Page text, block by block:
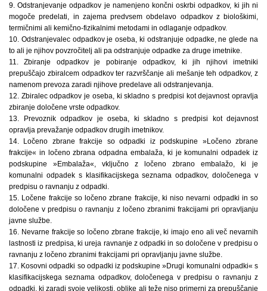
9. Odstranjevanje odpadkov je namenjeno končni oskrbi odpadkov, ki jih ni
mogoče predelati, in zajema predvsem obdelavo odpadkov z biološkimi,
termičnimi ali kemično-fizikalnimi metodami in odlaganje odpadkov.
10. Odstranjevalec odpadkov je oseba, ki odstranjuje odpadke, ne glede na
to ali je njihov povzročitelj ali pa odstranjuje odpadke za druge imetnike.
11. Zbiranje odpadkov je pobiranje odpadkov, ki jih njihovi imetniki
prepuščajo zbiralcem odpadkov ter razvrščanje ali mešanje teh odpadkov, z
namenom prevoza zaradi njihove predelave ali odstranjevanja.
12. Zbiralec odpadkov je oseba, ki skladno s predpisi kot dejavnost opravlja
zbiranje določene vrste odpadkov.
13. Prevoznik odpadkov je oseba, ki skladno s predpisi kot dejavnost
opravlja prevažanje odpadkov drugih imetnikov.
14. Ločeno zbrane frakcije so odpadki iz podskupine »Ločeno zbrane
frakcije« in ločeno zbrana odpadna embalaža, ki je komunalni odpadek iz
podskupine »Embalaža«, vključno z ločeno zbrano embalažo, ki je
komunalni odpadek s klasifikacijskega seznama odpadkov, določenega v
predpisu o ravnanju z odpadki.
15. Ločene frakcije so ločeno zbrane frakcije, ki niso nevarni odpadki in so
določene v predpisu o ravnanju z ločeno zbranimi frakcijami pri opravljanju
javne službe.
16. Nevarne frakcije so ločeno zbrane frakcije, ki imajo eno ali več nevarnih
lastnosti iz predpisa, ki ureja ravnanje z odpadki in so določene v predpisu o
ravnanju z ločeno zbranimi frakcijami pri opravljanju javne službe.
17. Kosovni odpadki so odpadki iz podskupine »Drugi komunalni odpadki« s
klasifikacijskega seznama odpadkov, določenega v predpisu o ravnanju z
odpadki, ki zaradi svoje velikosti, oblike ali teže niso primerni za prepuščanje